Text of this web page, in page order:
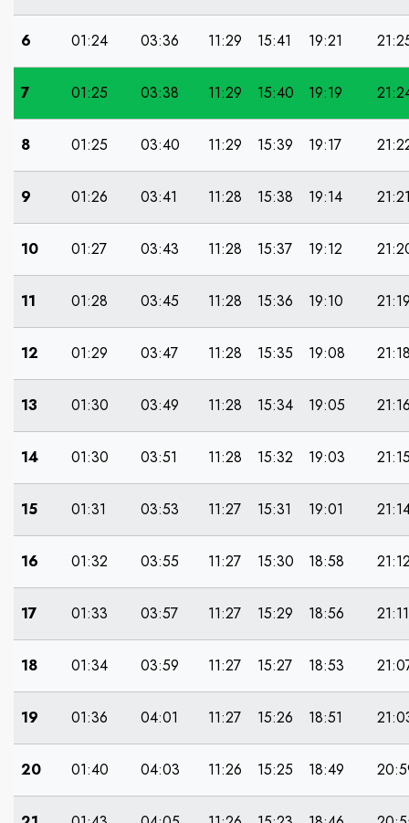
6 01:24 03:36 11:29 15:41 19:21
7 01:25 03:38 11:29 15:40 19:19
8 01:25 03:40 11:29 15:39 19:17
9 01:26 03:41 11:28 15:38 19:14
10 01:27 03:43 11:28 15:37 19:12
11 01:28 03:45 11:28 15:36 19:10
12 01:29 03:47 11:28 15:35 19:08
13 01:30 03:49 11:28 15:34 19:05
14 01:30 03:51 11:28 15:32 19:03
15 01:31 03:53 11:27 15:31 19:01
16 01:32 03:55 11:27 15:30 18:58
17 01:33 03:57 11:27 15:29 18:56 21:11
18 01:34 03:59 11:27 15:27 18:53
19 01:36 04:01 11:27 15:26 18:51
20 01:40 04:03 11:26 15:25 18:49